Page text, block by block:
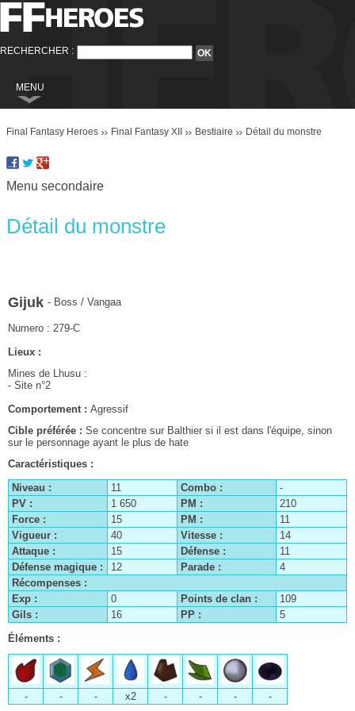
RECHERCHER :
MENU
Final Fantasy VIII
Final Fantasy X
Final Fantasy XIII
Final Fantasy XIII-2
Final Fantasy Heroes Final Fantasy XII Bestiaire Détail du monstre
Menu secondaire
Détail du monstre
Gijuk - Boss / Vangaa
Numero : 279-C
Lieux :
Mines de Lhusu :
- Site n°2
Comportement : Agressif
Cible préférée : Se concentre sur Balthier si il est dans l'équipe, sinon
sur le personnage ayant le plus de hate
Caractéristiques :
Niveau :
11 Combo :
-
PV :
1 650 PM :
210
Force :
15 PM :
11
Vigueur :
40 Vitesse :
14
Attaque :
15 Défense :
11
Défense magique :
12 Parade :
4
Récompenses :
Exp :
0 Points de clan :
109
Gils :
16 PP :
5
Éléments :
- - - x2 - - -
-
Le clan Centurio